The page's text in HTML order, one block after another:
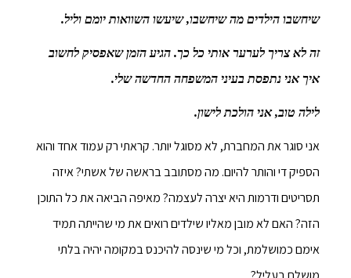
שיחשבו הילדים מה שיחשבו, שיעשו השוואות יומם וליל.
זה לא צריך לערער אותי כל כך. הגיע הזמן שאפסיק לחשוב
איך אני נתפסת בעיני המשפחה החדשה שלי.
לילה טוב, אני הולכת לישון.
אני סוגר את המחברת, לא מסוגל יותר. קראתי רק עמוד אחד והוא
הספיק די והותר להיום. מה מסתובב בראשה של אשתי? איזה
תסריטים ודרמות היא יצרה לעצמה? מאיפה הביאה את כל התוכן
הזה? האם לא מובן מאליו שילדים רואים את מי שהייתה תמיד
אימם כמושלמת, וכל מי שינסה להיכנס במקומה יהיה בלתי